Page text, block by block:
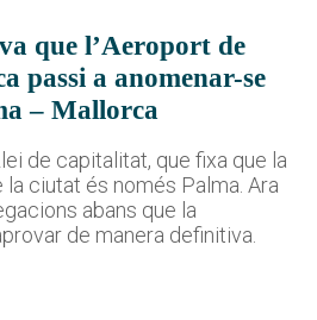
que l’Aeroport de
passi a anomenar-se
– Mallorca
de capitalitat, que fixa que la
ciutat és només Palma. Ara
abans que la
de manera definitiva.